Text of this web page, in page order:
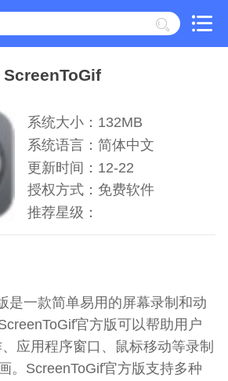
ScreenToGif
系统大小：132MB
系统语言：简体中文
更新时间：12-22
授权方式：免费软件
推荐星级：
是一款简单易用的屏幕录制和动
官方版可以帮助用户
应用程序窗口、鼠标移动等录制
。ScreenToGif官方版支持多种